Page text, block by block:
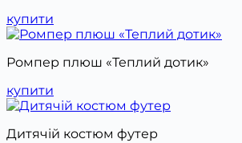
купити
Ромпер плюш «Теплий дотик»
купити
Дитячій костюм футер